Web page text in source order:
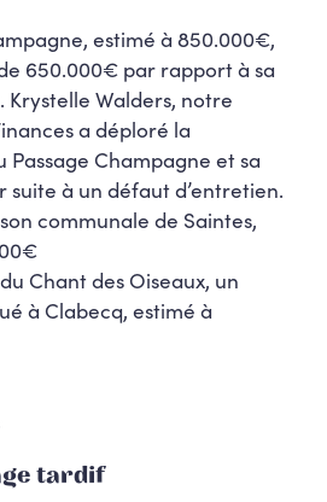
estimé à 850.000€,
650.000€ par rapport à sa
Krystelle Walders, notre
a déploré la
Champagne et sa
suite à un défaut d’entretien.
communale de Saintes,
Chant des Oiseaux, un
à Clabecq, estimé à
tardif